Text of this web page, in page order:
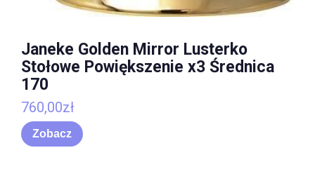
Janeke Golden Mirror Lusterko
Stołowe Powiększenie x3 Średnica
170
760,00zł
Zobacz